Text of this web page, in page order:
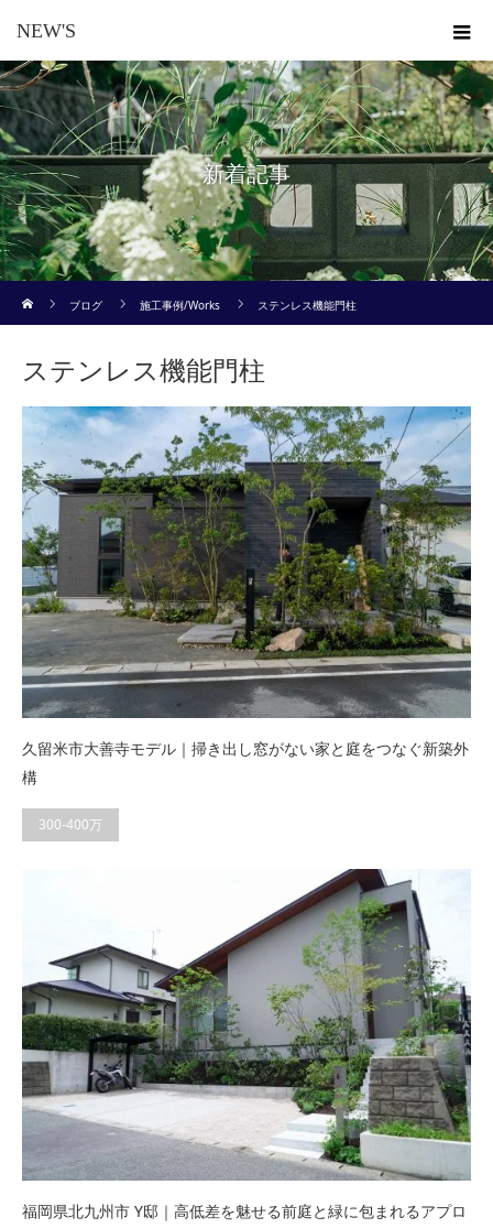
NEW'S
新着記事
ブログ
施工事例/Works ステンレス機能門柱
ステンレス機能門柱
久留米市大善寺モデル｜掃き出し窓がない家と庭をつなぐ新築外
構
300-400万
福岡県北九州市 Y邸｜高低差を魅せる前庭と緑に包まれるアプロ